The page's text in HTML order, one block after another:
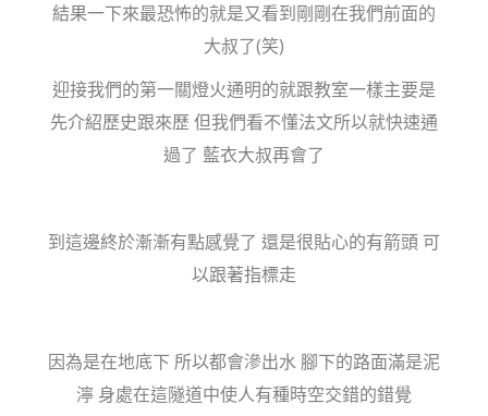
結果一下來最恐怖的就是又看到剛剛在我們前面的
大叔了(笑)
迎接我們的第一關燈火通明的就跟教室一樣主要是
先介紹歷史跟來歷 但我們看不懂法文所以就快速通
過了 藍衣大叔再會了
到這邊終於漸漸有點感覺了 還是很貼心的有箭頭 可
以跟著指標走
因為是在地底下 所以都會滲出水 腳下的路面滿是泥
濘 身處在這隧道中使人有種時空交錯的錯覺